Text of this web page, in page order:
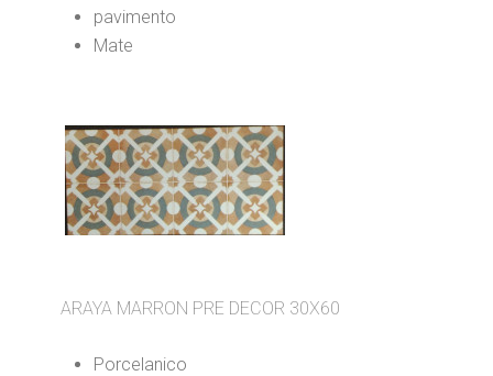
pavimento
Mate
ARAYA MARRON PRE DECOR 30X60
Porcelanico